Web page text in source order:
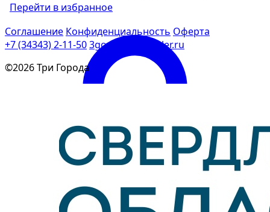
Перейти в избранное
Соглашение Конфиденциальность Оферта
+7 (34343) 2-11-503goroda@rambler.ru
©2026 Три Города